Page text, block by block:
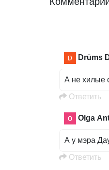
Drūms
А не хилые
Oтветить
Olga
А у мэра
Oтветить